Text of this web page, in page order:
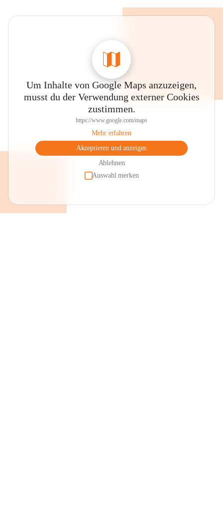
Um Inhalte von Google Maps anzuzeigen,
musst du der Verwendung externer Cookies
zustimmen.
https://www.google.com/maps
Mehr erfahren
Akzeptieren und anzeigen
Ablehnen
Auswahl merken